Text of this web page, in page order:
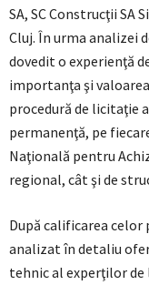
SA, SC Construcţii SA
Cluj. În urma analizei
dovedit o experienţă
importanţa şi
procedură de licitaţie
permanenţă, pe
Naţională pentru
regional, cât şi de
După calificarea
analizat în detaliu
tehnic al experţilor de